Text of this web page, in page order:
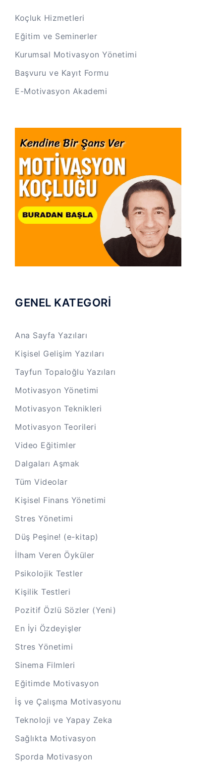
Koçluk Hizmetleri
Eğitim ve Seminerler
Kurumsal Motivasyon Yönetimi
Başvuru ve Kayıt Formu
E-Motivasyon Akademi
GENEL KATEGORİ
Ana Sayfa Yazıları
Kişisel Gelişim Yazıları
Tayfun Topaloğlu Yazıları
Motivasyon Yönetimi
Motivasyon Teknikleri
Motivasyon Teorileri
Video Eğitimler
Dalgaları Aşmak
Tüm Videolar
Kişisel Finans Yönetimi
Stres Yönetimi
Düş Peşine! (e-kitap)
İlham Veren Öyküler
Psikolojik Testler
Kişilik Testleri
Pozitif Özlü Sözler (Yeni)
En İyi Özdeyişler
Stres Yönetimi
Sinema Filmleri
Eğitimde Motivasyon
İş ve Çalışma Motivasyonu
Teknoloji ve Yapay Zeka
Sağlıkta Motivasyon
Sporda Motivasyon